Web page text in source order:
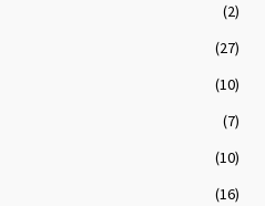
(2)
(27)
(10)
(7)
(10)
(16)